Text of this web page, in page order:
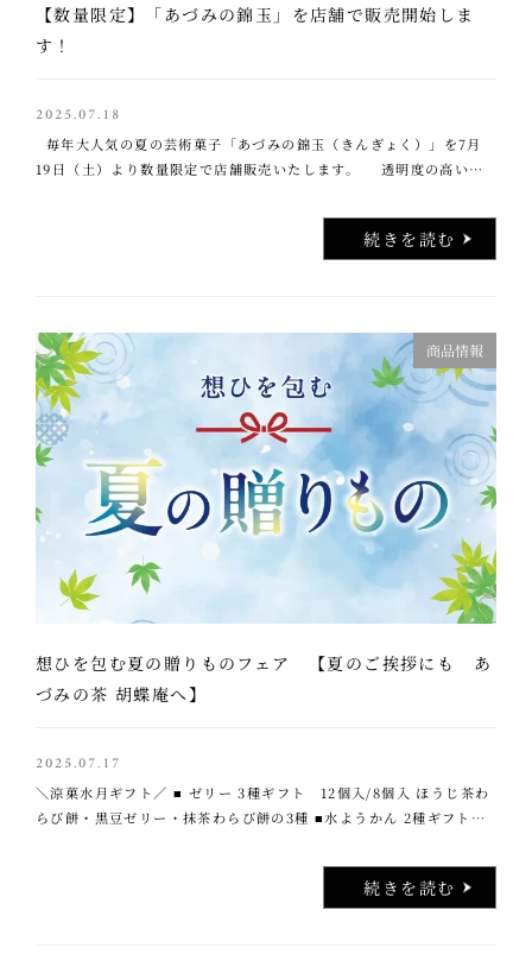
【数量限定】「あづみの錦玉」を店舗で販売開始しま
す！
2025.07.18
毎年大人気の夏の芸術菓子「あづみの錦玉（きんぎょく）」を7月
19日（土）より数量限定で店舗販売いたします。 透明度の高い錦
続きを読む
商品情報
想ひを包む夏の贈りものフェア 【夏のご挨拶にも あ
づみの茶 胡蝶庵へ】
2025.07.17
＼涼菓水月ギフト／ ■ ゼリー 3種ギフト 12個入/8個入 ほうじ茶わ
らび餅・黒豆ゼリー・抹茶わらび餅の3種 ■水ようかん 2種ギフト 6
続きを読む